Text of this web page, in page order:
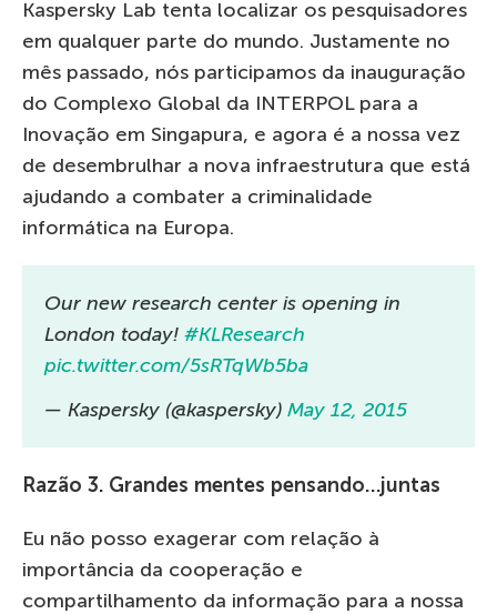
Kaspersky Lab tenta localizar os pesquisadores
em qualquer parte do mundo. Justamente no
mês passado, nós participamos da inauguração
do Complexo Global da INTERPOL para a
Inovação em Singapura, e agora é a nossa vez
de desembrulhar a nova infraestrutura que está
ajudando a combater a criminalidade
informática na Europa.
Our new research center is opening in
London today! #KLResearch
pic.twitter.com/5sRTqWb5ba
— Kaspersky (@kaspersky) May 12, 2015
Razão 3. Grandes mentes pensando…juntas
Eu não posso exagerar com relação à
importância da cooperação e
compartilhamento da informação para a nossa